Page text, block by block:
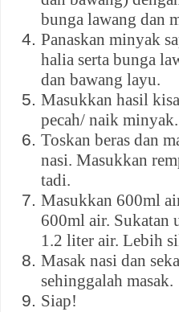
bunga lawang dan
Panaskan minyak
halia serta bunga
dan bawang layu.
Masukkan hasil
pecah/ naik minyak.
Toskan beras dan
nasi. Masukkan
tadi.
Masukkan 600ml
600ml air. Sukatan
1.2 liter air. Lebih
Masak nasi dan
sehinggalah masak.
Siap!